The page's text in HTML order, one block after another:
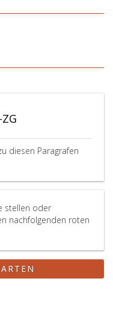
diesen Paragrafen
stellen oder
nachfolgenden roten